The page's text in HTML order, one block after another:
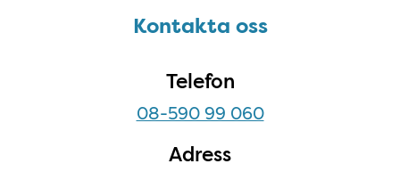
Kontakta ossKontakta oss
Telefon
08-590 99 060
Adress